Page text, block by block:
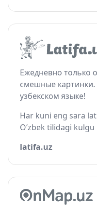
Ежедневно только
смешные
узбекском языке!
Har kuni eng sara
O‘zbek tilidagi
latifa.uz